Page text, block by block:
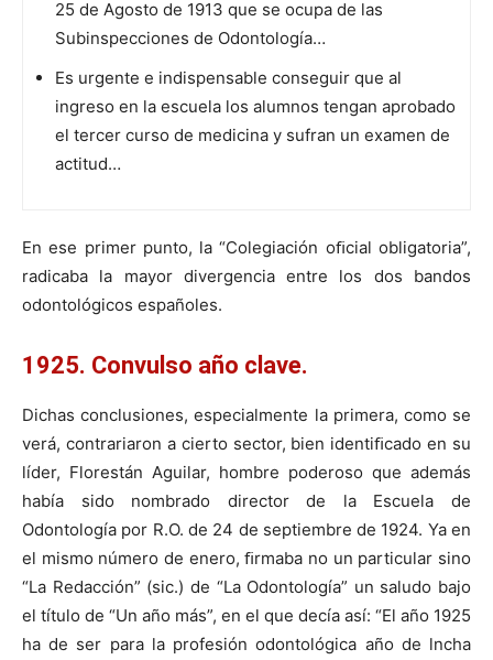
25 de Agosto de 1913 que se ocupa de las
Subinspecciones de Odontología…
Es urgente e indispensable conseguir que al
ingreso en la escuela los alumnos tengan aprobado
el tercer curso de medicina y sufran un examen de
actitud…
En ese primer punto, la “Colegiación oﬁcial obligatoria”,
radicaba la mayor divergencia entre los dos bandos
odontológicos españoles.
1925. Convulso año clave.
Dichas conclusiones, especialmente la primera, como se
verá, contrariaron a cierto sector, bien identiﬁcado en su
líder, Florestán Aguilar, hombre poderoso que además
había sido nombrado director de la Escuela de
Odontología por R.O. de 24 de septiembre de 1924. Ya en
el mismo número de enero, ﬁrmaba no un particular sino
“La Redacción” (sic.) de “La Odontología” un saludo bajo
el título de “Un año más”, en el que decía así: “El año 1925
ha de ser para la profesión odontológica año de lncha